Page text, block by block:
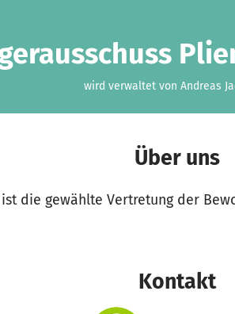
wird verwaltet von Andreas
Über uns
die gewählte Vertretung der
Kontakt